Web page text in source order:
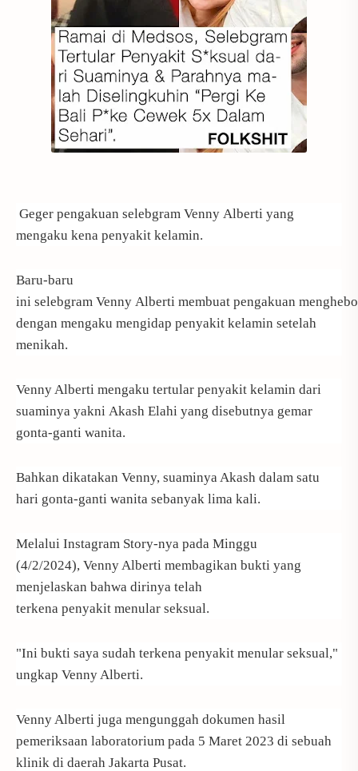
Geger pengakuan selebgram Venny Alberti yang
mengaku kena penyakit kelamin.
Baru-baru
ini selebgram Venny Alberti membuat pengakuan
dengan mengaku mengidap penyakit kelamin setelah
menikah.
Venny Alberti mengaku tertular penyakit kelamin dari
suaminya yakni Akash Elahi yang disebutnya gemar
gonta-ganti wanita.
Bahkan dikatakan Venny, suaminya Akash dalam satu
hari gonta-ganti wanita sebanyak lima kali.
Melalui Instagram Story-nya pada Minggu
(4/2/2024), Venny Alberti membagikan bukti yang
menjelaskan bahwa dirinya telah
terkena penyakit menular seksual.
"Ini bukti saya sudah terkena penyakit menular seksual,"
ungkap Venny Alberti.
Venny Alberti juga mengunggah dokumen hasil
pemeriksaan laboratorium pada 5 Maret 2023 di sebuah
klinik di daerah Jakarta Pusat.